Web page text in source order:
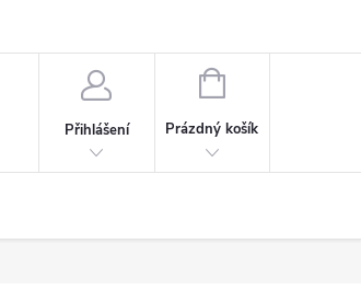
Přihlášení
NÁKUPNÍ
Prázdný košík